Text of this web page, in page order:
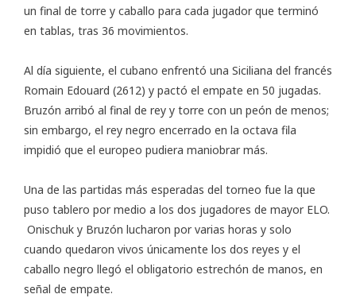
un final de torre y caballo para cada jugador que terminó
en tablas, tras 36 movimientos.
Al día siguiente, el cubano enfrentó una Siciliana del francés
Romain Edouard (2612) y pactó el empate en 50 jugadas.
Bruzón arribó al final de rey y torre con un peón de menos;
sin embargo, el rey negro encerrado en la octava fila
impidió que el europeo pudiera maniobrar más.
Una de las partidas más esperadas del torneo fue la que
puso tablero por medio a los dos jugadores de mayor ELO.
Onischuk y Bruzón lucharon por varias horas y solo
cuando quedaron vivos únicamente los dos reyes y el
caballo negro llegó el obligatorio estrechón de manos, en
señal de empate.